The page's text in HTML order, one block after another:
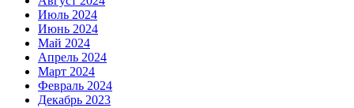
Июль 2024
Июнь 2024
Май 2024
Апрель 2024
Март 2024
Февраль 2024
Декабрь 2023